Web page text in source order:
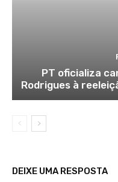
PT oficializa
Rodrigues à
DEIXE UMA RESPOSTA